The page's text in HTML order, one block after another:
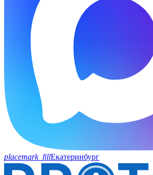
placemark_fillЕкатеринбург